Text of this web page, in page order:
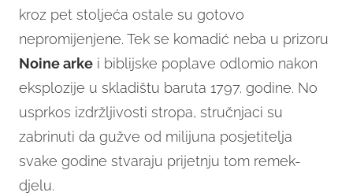
kroz pet stoljeća ostale su gotovo
nepromijenjene. Tek se komadić neba u prizoru
Noine arke i biblijske poplave odlomio nakon
eksplozije u skladištu baruta 1797. godine. No
usprkos izdržljivosti stropa, stručnjaci su
zabrinuti da gužve od milijuna posjetitelja
svake godine stvaraju prijetnju tom remek-
djelu.